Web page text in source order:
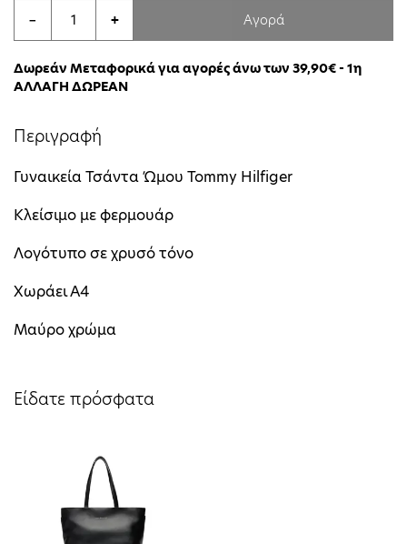
− + Αγορά
Δωρεάν Μεταφορικά για αγορές άνω των 39,90€ - 1η
ΑΛΛΑΓΗ ΔΩΡΕΑΝ
Περιγραφή
Γυναικεία Τσάντα Ώμου Tommy Hilfiger
Κλείσιμο με φερμουάρ
Λογότυπο σε χρυσό τόνο
Χωράει Α4
Μαύρο χρώμα
Είδατε πρόσφατα